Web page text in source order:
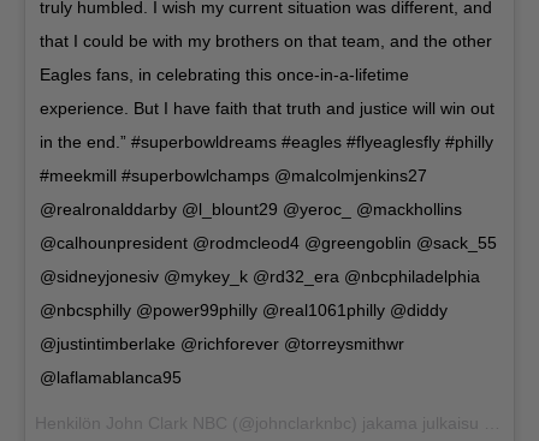
truly humbled. I wish my current situation was different, and
that I could be with my brothers on that team, and the other
Eagles fans, in celebrating this once-in-a-lifetime
experience. But I have faith that truth and justice will win out
in the end.” #superbowldreams #eagles #flyeaglesfly #philly
#meekmill #superbowlchamps @malcolmjenkins27
@realronalddarby @l_blount29 @yeroc_ @mackhollins
@calhounpresident @rodmcleod4 @greengoblin @sack_55
@sidneyjonesiv @mykey_k @rd32_era @nbcphiladelphia
@nbcsphilly @power99philly @real1061philly @diddy
@justintimberlake @richforever @torreysmithwr
@laflamablanca95
Henkilön John Clark NBC (@johnclarknbc) jakama julkaisu